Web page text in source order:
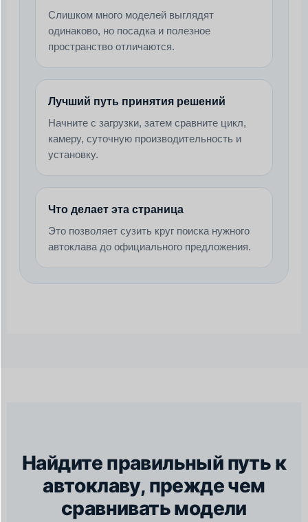
Слишком много моделей выглядят
одинаково, но посадка и полезное
пространство отличаются.
Лучший путь принятия решений
Начните с загрузки, затем сравните цикл,
камеру, суточную производительность и
установку.
Что делает эта страница
Это позволяет сузить круг поиска нужного
автоклава до официального предложения.
Найдите правильный путь к
автоклаву, прежде чем
сравнивать модели